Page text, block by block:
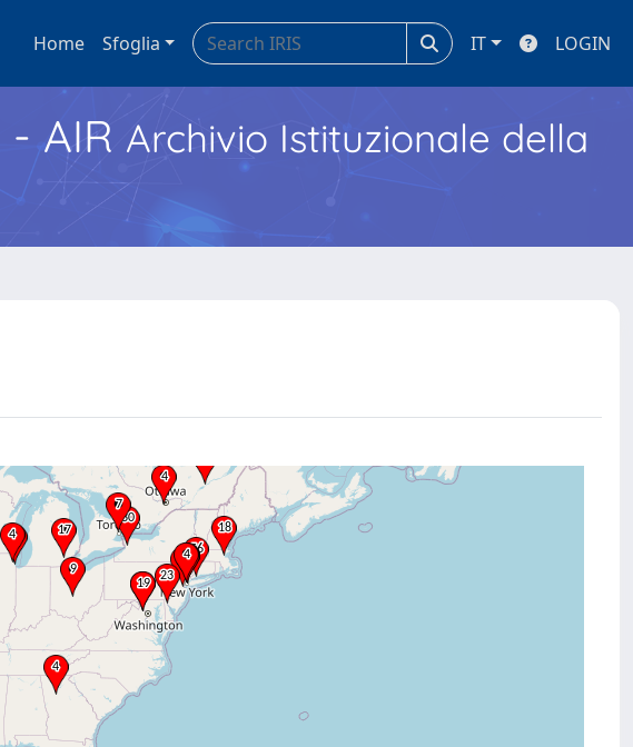
Home Sfoglia IT LOGIN
- AIR Archivio Istituzionale della